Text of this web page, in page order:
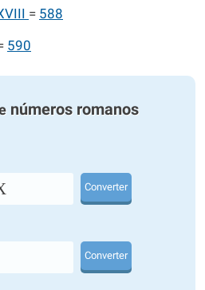
= 588
590
números romanos
Converter
Converter